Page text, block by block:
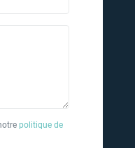
politique de